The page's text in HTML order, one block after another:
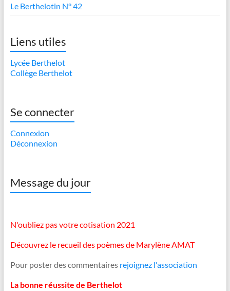
Le Berthelotin N° 42
Liens utiles
Lycée Berthelot
Collège Berthelot
Se connecter
Connexion
Déconnexion
Message du jour
N'oubliez pas votre cotisation 2021
Découvrez le recueil des poèmes de Marylène AMAT
Pour poster des commentaires rejoignez l'association
La bonne réussite de Berthelot